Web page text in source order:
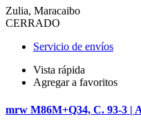
Zulia, Maracaibo
CERRADO
Servicio de envíos
Vista rápida
Agregar a favoritos
mrw M86M+Q34, C. 93-3 |